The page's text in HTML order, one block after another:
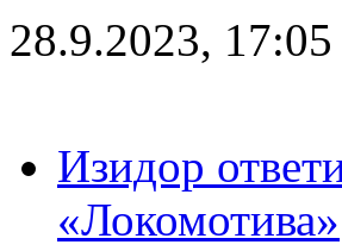
28.9.2023, 17:05
Изидор
«Локомотива»